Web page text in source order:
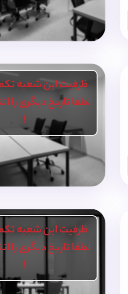
ظرفیت این شعبه
لطفا تاریخ دیگری را
!
ظرفیت این شعبه
لطفا تاریخ دیگری را
!